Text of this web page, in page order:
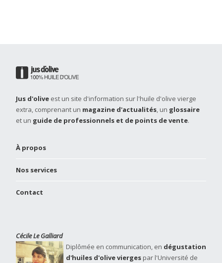
Jus d'olive est un site d'information sur l'huile d'olive vierge
extra, comprenant un magazine d'actualités, un glossaire
et un guide de professionnels et de points de vente.
À propos
Nos services
Contact
Cécile Le Galliard
Diplômée en communication, en dégustation
d'huiles d'olive vierges par l'Université de